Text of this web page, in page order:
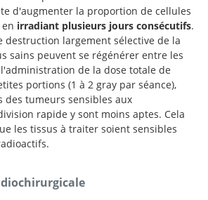
d'augmenter la proportion de cellules
irradiant plusieurs jours consécutifs.
destruction largement sélective de la
sains peuvent se régénérer entre les
de la dose totale de
portions (1 à 2 gray par séance),
des tumeurs sensibles aux
rapide y sont moins aptes. Cela
les tissus à traiter soient sensibles